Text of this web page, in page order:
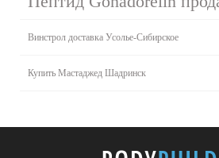
Винстрол доставка Усолье-Сибирское
Купить Мастаджед Шадринск